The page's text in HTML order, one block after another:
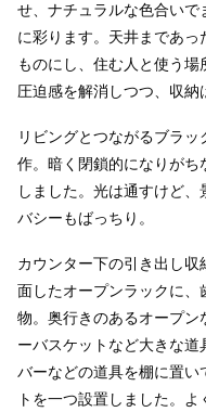
せ、ナチュラルな色合い
に彩ります。天井まであ
ものにし、住む人と使う場
圧迫感を解消しつつ、収納
リビングとつながるブラ
作。暗く閉鎖的になりがち
しました。光は通すけど
バシーもばっちり。
カウンター下の引き出し
面したオープンラックに
物。奥行きのあるオープン
ーバスケットなど大きな
バーなどの道具を棚に置い
トを一つ設置しました。